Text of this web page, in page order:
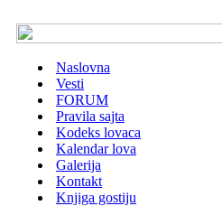
Naslovna
Vesti
FORUM
Pravila sajta
Kodeks lovaca
Kalendar lova
Galerija
Kontakt
Knjiga gostiju